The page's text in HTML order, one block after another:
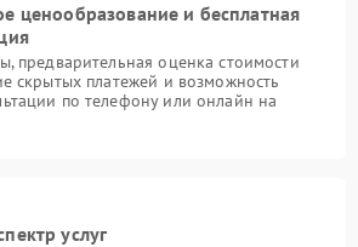
ценообразование и бесплатная
предварительная оценка стоимости
скрытых платежей и возможность
по телефону или онлайн на
услуг